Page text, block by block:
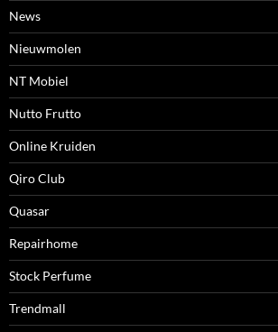
News
Nieuwmolen
NT Mobiel
Nutto Frutto
Online Kruiden
Qiro Club
Quasar
Repairhome
Stock Perfume
Trendmall